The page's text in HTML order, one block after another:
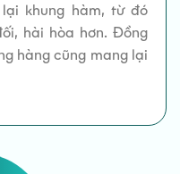
khung hàm, từ đó
hài hòa hơn. Đồng
hàng cũng mang lại